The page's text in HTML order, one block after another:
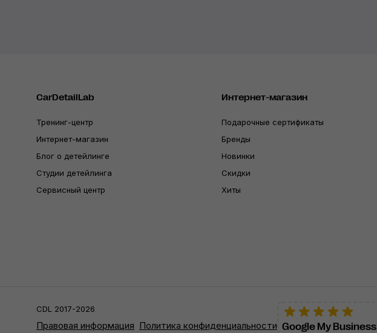
CarDetailLab
Тренинг-центр
Интернет-магазин
Блог о детейлинге
Студии детейлинга
Сервисный центр
Интернет-магазин
Подарочные сертификаты
Бренды
Новинки
Скидки
Хиты
CDL 2017-2026
Правовая информация Политика конфиденциальности Google My Business